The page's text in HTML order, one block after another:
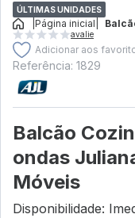
ÚLTIMAS UNIDADES
Página inicial
avalie
Adicionar aos
Referência: 1829
Balcão
ondas
Móveis
Disponibilidade: